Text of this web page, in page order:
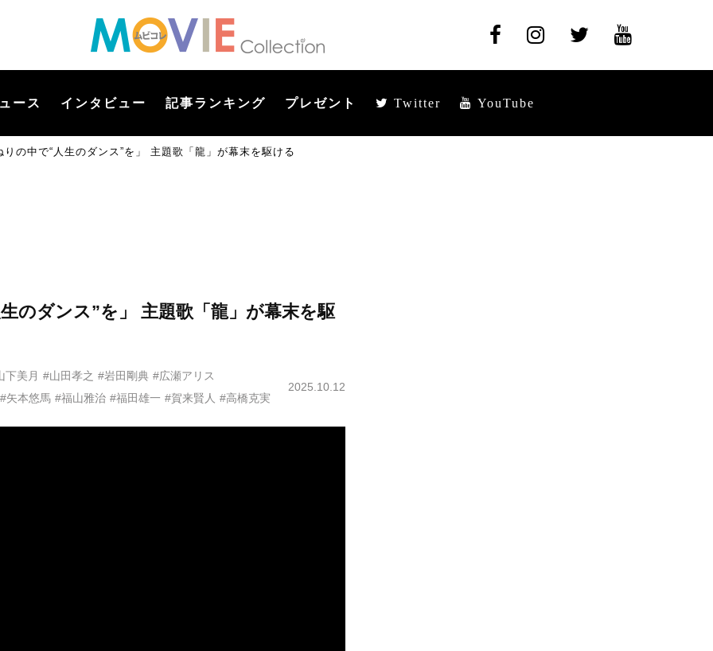
ース インタビュー 記事ランキング プレゼント Twitter YouTube
の中で“人生のダンス”を」 主題歌「龍」が幕末を駆ける
のダンス”を」 主題歌「龍」が幕末を駆
下美月 #山田孝之 #岩田剛典 #広瀬アリス
#矢本悠馬 #福山雅治 #福田雄一 #賀来賢人 #高橋克実
2025.10.12